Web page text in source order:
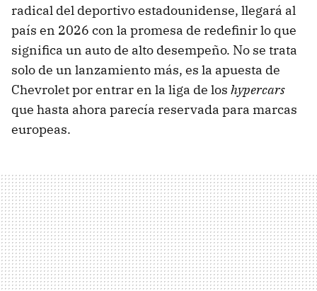
radical del deportivo estadounidense, llegará al
país en 2026 con la promesa de redefinir lo que
significa un auto de alto desempeño. No se trata
solo de un lanzamiento más, es la apuesta de
Chevrolet por entrar en la liga de los hypercars
que hasta ahora parecía reservada para marcas
europeas.